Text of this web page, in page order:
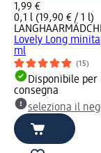
1,99 €
0,1 l (19,90 € / 1 l)
Lovely Long
ml
(15)
Disponibile per
consegna
seleziona il